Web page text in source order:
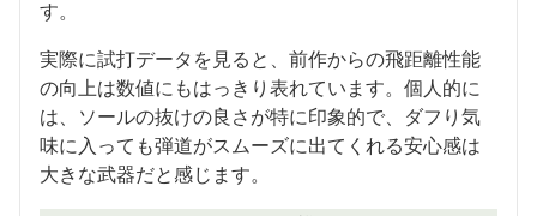
す。
実際に試打データを見ると、前作からの飛距離性能
の向上は数値にもはっきり表れています。個人的に
は、ソールの抜けの良さが特に印象的で、ダフり気
味に入っても弾道がスムーズに出てくれる安心感は
大きな武器だと感じます。